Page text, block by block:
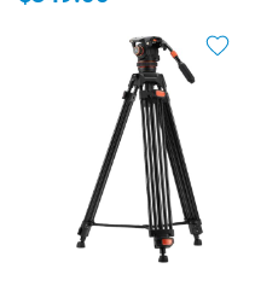
Mirrorless
DSLR
Accesorios
Accesorios
Baterías